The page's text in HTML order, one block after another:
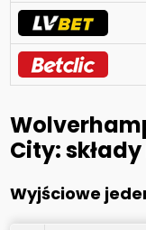
City:
Wyjściowe